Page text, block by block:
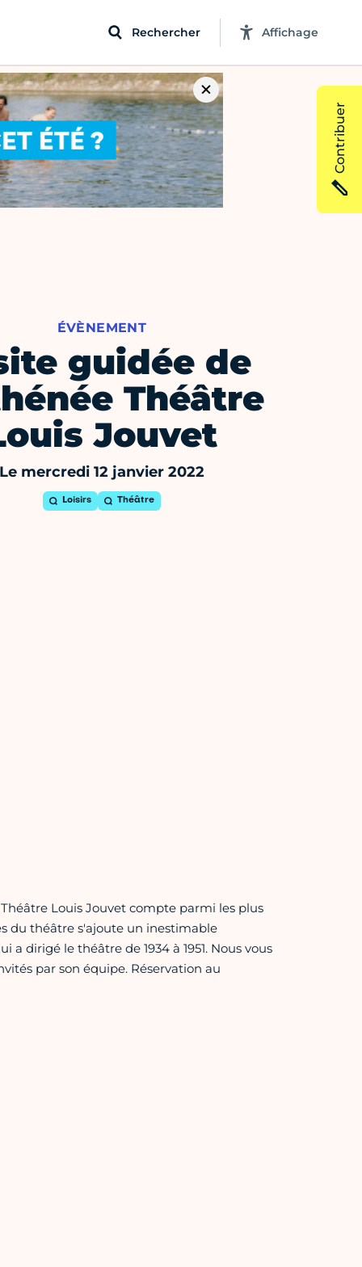
Rechercher Affichage
ÉVÈNEMENT
guidée de
Théâtre
Jouvet
Le mercredi 12 janvier 2022
Loisirs Théâtre
Louis Jouvet compte parmi les plus
du théâtre s'ajoute un inestimable
dirigé le théâtre de 1934 à 1951. Nous vous
par son équipe. Réservation au
Contribuer